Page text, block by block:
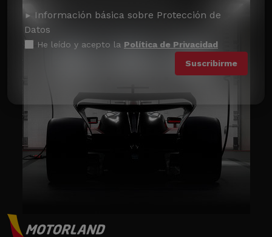
Información básica sobre Protección de
Datos
He leído y acepto la Política de Privacidad